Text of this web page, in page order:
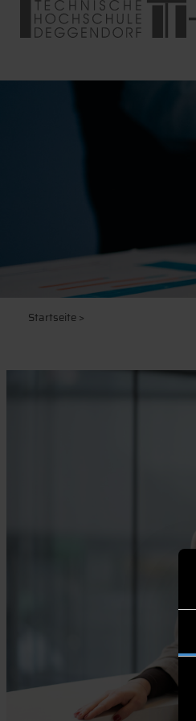
Startseite>